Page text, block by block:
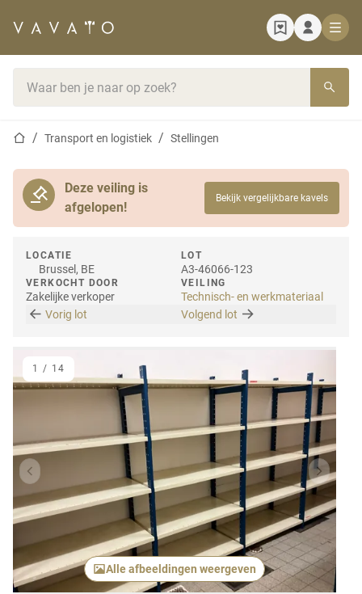
StartpaginaTransport en logistiek Stellingen
Deze veiling is
afgelopen!
Bekijk vergelijkbare kavels
LOCATIE
Brussel, BE
VERKOCHT DOOR
Zakelijke verkoper
LOT
A3-46066-123
VEILING
Technisch- en werkmateriaal
Vorig lot
Volgend lot
Vorig item
Alle afbeeldingen weergeven
1 / 14